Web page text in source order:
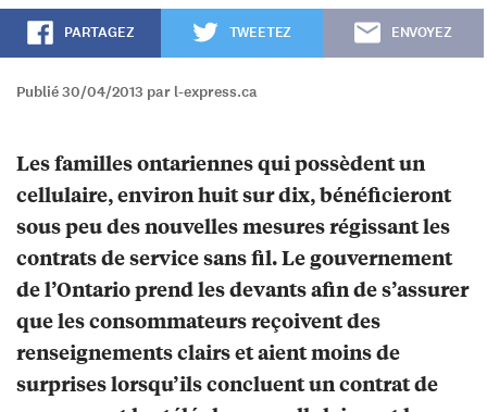
PARTAGEZ TWEETEZ ENVOYEZ
Publié 30/04/2013 par l-express.ca
Les familles ontariennes qui possèdent un
cellulaire, environ huit sur dix, bénéficieront
sous peu des nouvelles mesures régissant les
contrats de service sans fil. Le gouvernement
de l’Ontario prend les devants afin de s’assurer
que les consommateurs reçoivent des
renseignements clairs et aient moins de
surprises lorsqu’ils concluent un contrat de